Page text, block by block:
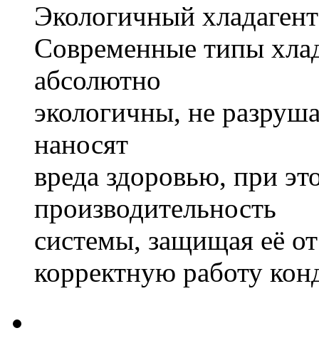
Экологичный хладагент
Современные типы
абсолютно
экологичны, не
наносят
вреда здоровью, при
производительность
системы, защищая её
корректную работу